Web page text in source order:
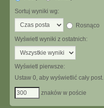
Sortuj wyniki wg:
Rosnąco
Wyświetl wyniki z ostatnich:
Wyświetl pierwsze:
Ustaw 0, aby wyświetlić cały post.
znaków w poście